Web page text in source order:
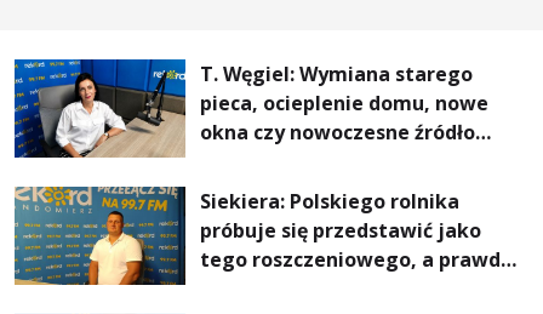
T. Węgiel: Wymiana starego
pieca, ocieplenie domu, nowe
okna czy nowoczesne źródło
rachunki za energię, lepszy
komfort życia i... czystsze
powietrze
Siekiera: Polskiego rolnika
próbuje się przedstawić jako
tego roszczeniowego, a prawda